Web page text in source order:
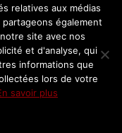
relatives aux médias
également
site avec nos
et d'analyse, qui
informations que
lors de votre
savoir plus